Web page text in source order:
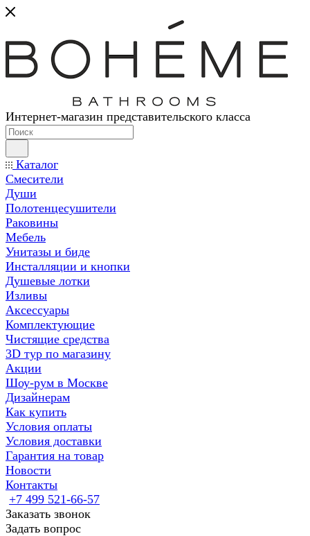
Интернет-магазин представительского класса
Каталог
Смесители
Души
Полотенцесушители
Раковины
Мебель
Унитазы и биде
Инсталляции и кнопки
Душевые лотки
Изливы
Аксессуары
Комплектующие
Чистящие средства
3D тур по магазину
Акции
Шоу-рум в Москве
Дизайнерам
Как купить
Условия оплаты
Условия доставки
Гарантия на товар
Новости
Контакты
+7 499 521-66-57
Заказать звонок
Задать вопрос